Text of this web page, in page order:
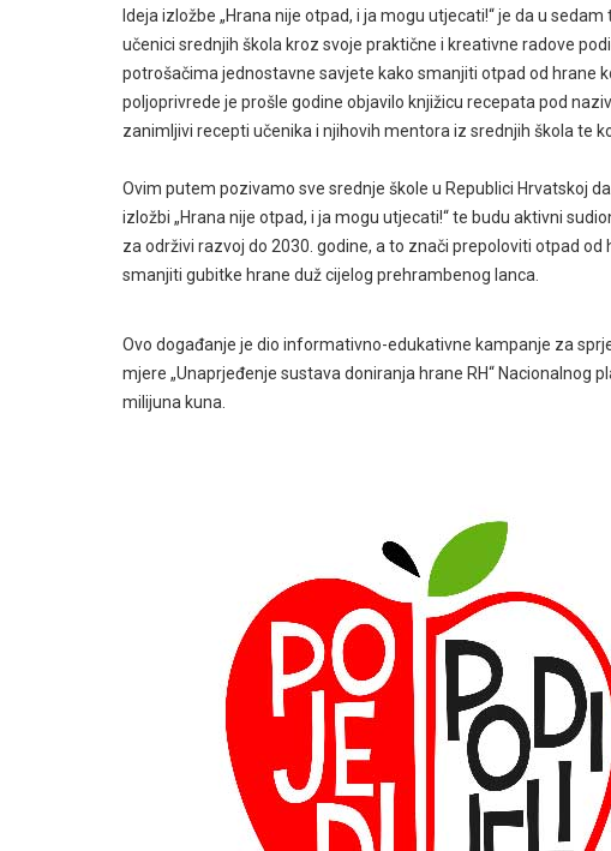
Ideja izložbe „Hrana nije otpad, i ja mogu utjecati!“ je da u
učenici srednjih škola kroz svoje praktične i kreativne radove
potrošačima jednostavne savjete kako smanjiti otpad od hrane
poljoprivrede je prošle godine objavilo knjižicu recepata pod
zanimljivi recepti učenika i njihovih mentora iz srednjih škola te
Ovim putem pozivamo sve srednje škole u Republici Hrvatskoj
izložbi „Hrana nije otpad, i ja mogu utjecati!“ te budu aktivni
za održivi razvoj do 2030. godine, a to znači prepoloviti otpad
smanjiti gubitke hrane duž cijelog prehrambenog lanca.
Ovo događanje je dio informativno-edukativne kampanje za
mjere „Unaprjeđenje sustava doniranja hrane RH“ Nacionalnog
milijuna kuna.